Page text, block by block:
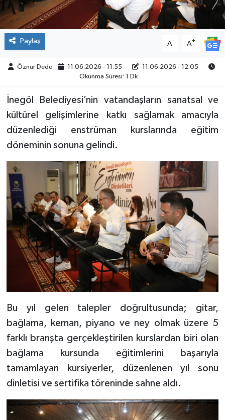
Paylaş A- A+
Öznur Dede 11.06.2026 - 11:55
11.06.2026 - 12:05
Okunma Süresi: 1 Dk
İnegöl Belediyesi’nin vatandaşların sanatsal ve
kültürel gelişimlerine katkı sağlamak amacıyla
düzenlediği enstrüman kurslarında eğitim
döneminin sonuna gelindi.
Bu yıl gelen talepler doğrultusunda; gitar,
bağlama, keman, piyano ve ney olmak üzere 5
farklı branşta gerçekleştirilen kurslardan biri olan
bağlama kursunda eğitimlerini başarıyla
tamamlayan kursiyerler, düzenlenen yıl sonu
dinletisi ve sertifika töreninde sahne aldı.